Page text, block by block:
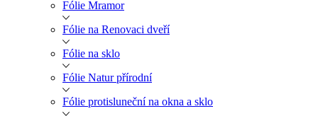
Fólie Mramor
Fólie na Renovaci dveří
Fólie na sklo
Fólie Natur přírodní
Fólie protisluneční na okna a sklo